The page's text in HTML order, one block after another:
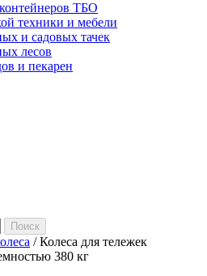
ТБО
техники и мебели
и садовых тачек
лесов
и пекарен
/ Колеса для тележек
380 кг